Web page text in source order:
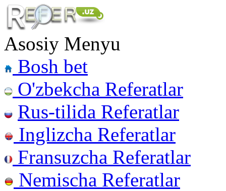
Asosiy Menyu
Bosh bet
O'zbekcha Referatlar
Rus-tilida Referatlar
Inglizcha Referatlar
Fransuzcha Referatlar
Nemischa Referatlar